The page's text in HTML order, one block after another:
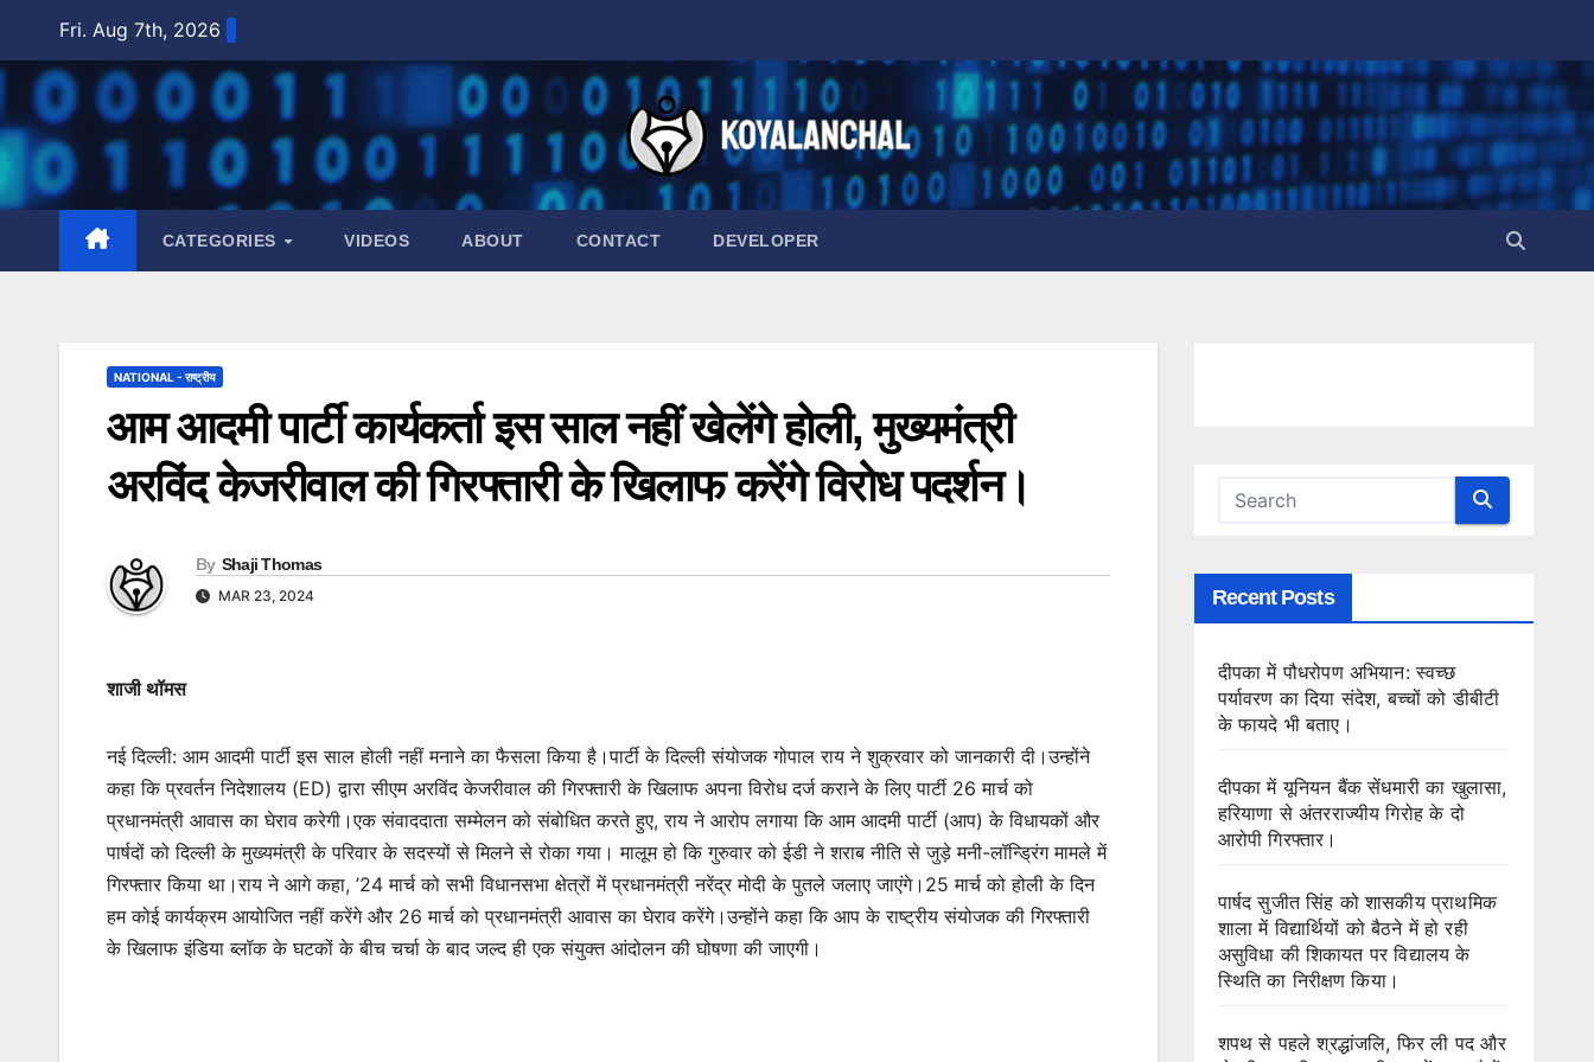
content
Fri. Aug 7th, 2026
CATEGORIES VIDEOS ABOUT CONTACT DEVELOPER
NATIONAL - राष्ट्रीय
आम आदमी पार्टी कार्यकर्ता इस साल नहीं खेलेंगे होली, मुख्यमंत्री
अरविंद केजरीवाल की गिरफ्तारी के खिलाफ करेंगे विरोध पदर्शन।
By Shaji Thomas
MAR 23, 2024
शाजी थॉमस
नई दिल्ली: आम आदमी पार्टी इस साल होली नहीं मनाने का फैसला किया है।पार्टी के दिल्ली संयोजक गोपाल राय ने शुक्रवार को जानकारी दी।उन्होंने
कहा कि प्रवर्तन निदेशालय (ED) द्वारा सीएम अरविंद केजरीवाल की गिरफ्तारी के खिलाफ अपना विरोध दर्ज कराने के लिए पार्टी 26 मार्च को
प्रधानमंत्री आवास का घेराव करेगी।एक संवाददाता सम्मेलन को संबोधित करते हुए, राय ने आरोप लगाया कि आम आदमी पार्टी (आप) के विधायकों और
पार्षदों को दिल्ली के मुख्यमंत्री के परिवार के सदस्यों से मिलने से रोका गया। मालूम हो कि गुरुवार को ईडी ने शराब नीति से जुड़े मनी-लॉन्ड्रिंग मामले में
गिरफ्तार किया था।राय ने आगे कहा, ’24 मार्च को सभी विधानसभा क्षेत्रों में प्रधानमंत्री नरेंद्र मोदी के पुतले जलाए जाएंगे।25 मार्च को होली के दिन
हम कोई कार्यक्रम आयोजित नहीं करेंगे और 26 मार्च को प्रधानमंत्री आवास का घेराव करेंगे।उन्होंने कहा कि आप के राष्ट्रीय संयोजक की गिरफ्तारी
के खिलाफ इंडिया ब्लॉक के घटकों के बीच चर्चा के बाद जल्द ही एक संयुक्त आंदोलन की घोषणा की जाएगी।
Recent Posts
दीपका में पौधरोपण अभियान: स्वच्छ
पर्यावरण का दिया संदेश, बच्चों को डीबीटी
के फायदे भी बताए।
दीपका में यूनियन बैंक सेंधमारी का खुलासा,
हरियाणा से अंतरराज्यीय गिरोह के दो
आरोपी गिरफ्तार।
पार्षद सुजीत सिंह को शासकीय प्राथमिक
शाला में विद्यार्थियों को बैठने में हो रही
असुविधा की शिकायत पर विद्यालय के
स्थिति का निरीक्षण किया।
शपथ से पहले श्रद्धांजलि, फिर ली पद और